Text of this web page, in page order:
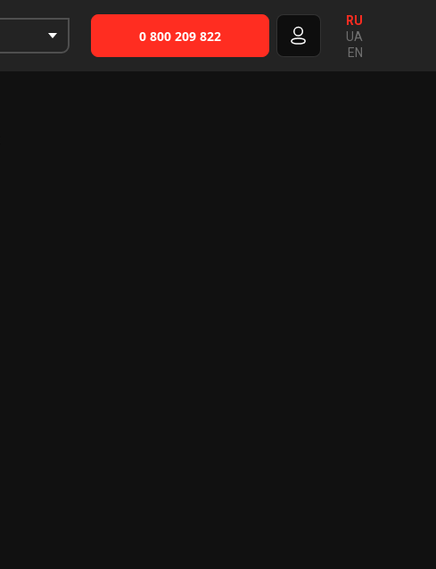
0 800 209 822
RU
UA
EN